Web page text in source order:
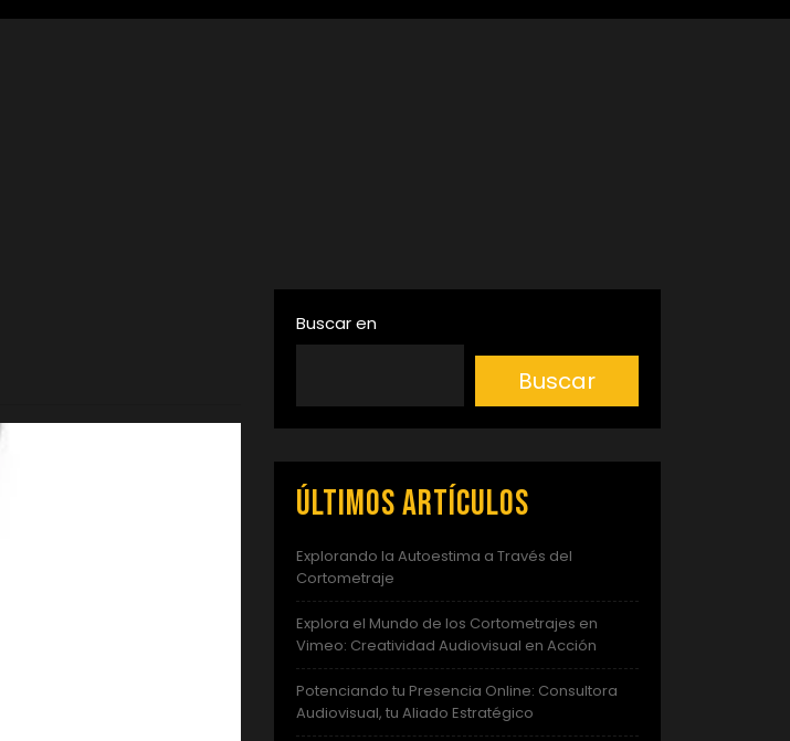
Buscar en
Buscar
Últimos artículos
Explorando la Autoestima a Través del
Cortometraje
Explora el Mundo de los Cortometrajes en
Vimeo: Creatividad Audiovisual en Acción
Potenciando tu Presencia Online: Consultora
Audiovisual, tu Aliado Estratégico